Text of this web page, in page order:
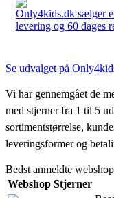
Only4kids.dk sælger
levering og 60 dages
Se udvalget på
Vi har gennemgået de
med stjerner fra 1 til 5
sortimentstørrelse,
leveringsformer og
Bedst anmeldte
Webshop Stjerner